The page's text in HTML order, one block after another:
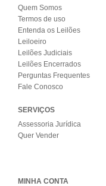
Quem Somos
Termos de uso
Entenda os Leilões
Leiloeiro
Leilões Judiciais
Leilões Encerrados
Perguntas Frequentes
Fale Conosco
SERVIÇOS
Assessoria Jurídica
Quer Vender
MINHA CONTA